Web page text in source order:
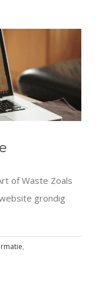
of Waste Zoals
grondig
,